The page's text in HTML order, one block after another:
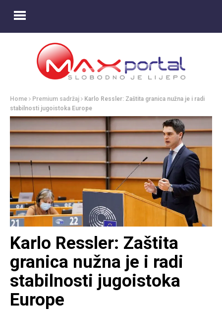
Home Premium sadržaj
Karlo Ressler: Zaštita granica nužna je i radi
stabilnosti jugoistoka Europe
Karlo Ressler: Zaštita
granica nužna je i radi
stabilnosti jugoistoka
Europe